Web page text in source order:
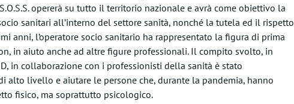
opererà su tutto il territorio nazionale e avrà come obiettivo la
sanitari all’interno del settore sanità, nonché la tutela ed il rispetto
anni, l’operatore socio sanitario ha rappresentato la figura di prima
in aiuto anche ad altre figure professionali. Il compito svolto, in
in collaborazione con i professionisti della sanità è stato
alto livello e aiutare le persone che, durante la pandemia, hanno
fisico, ma soprattutto psicologico.